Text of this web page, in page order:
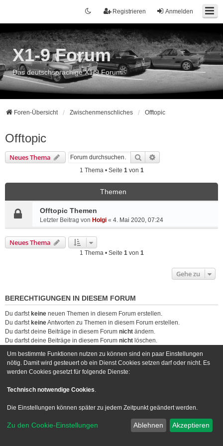
Anmelden
Registrieren
X1-9 Forum
Das deutschsprachige X1/9 Forum
Foren-Übersicht Zwischenmenschliches Offtopic
Offtopic
Neues Thema Suche
1 Thema • Seite 1von 1
Themen
Offtopic Themen
Letzter Beitrag von Holgi « 4. Mai 2020, 07:24
Neues Thema
1 Thema • Seite 1von 1
Gehe zu
BERECHTIGUNGEN IN DIESEM FORUM
Du darfst keine neuen Themen in diesem Forum erstellen.
Du darfst keineAntworten zu Themen in diesem Forum erstellen.
Du darfst deine Beiträge in diesem Forum nicht ändern.
Du darfst deine Beiträge in diesem Forum nicht löschen.
Foren-Übersicht Kontakt
Powered byphpBB® Forum Software © phpBB Limited
Style we_universal created byINVENTEA| nextgen
Um bestimmte Funktionen nutzen zu können sind ein paar Einstellungen
nötig. Damit wird gesteuert ob ein Dienst Cookies setzen darf oder nicht. Es
werden Cookies gesetzt für folgende Dienste:
Technisch notwendige Cookies.
Die Einstellungen können später zu jedem Zeitpunkt geändert werden.
Zu den Cookie-Einstellungen Ablehnen Akzeptieren